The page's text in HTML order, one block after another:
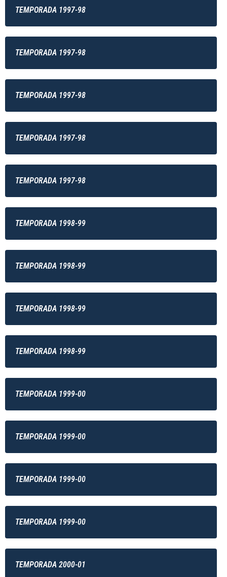
TEMPORADA 1997-98
TEMPORADA 1997-98
TEMPORADA 1997-98
TEMPORADA 1997-98
TEMPORADA 1997-98
TEMPORADA 1998-99
TEMPORADA 1998-99
TEMPORADA 1998-99
TEMPORADA 1998-99
TEMPORADA 1999-00
TEMPORADA 1999-00
TEMPORADA 1999-00
TEMPORADA 1999-00
TEMPORADA 2000-01